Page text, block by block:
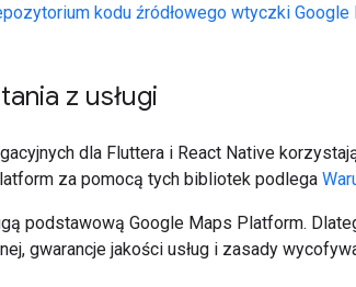
kodu źródłowego wtyczki
z usługi
dla Fluttera i React Native
za pomocą tych bibliotek podlega
podstawową Google Maps Platform.
gwarancje jakości usług i zasady